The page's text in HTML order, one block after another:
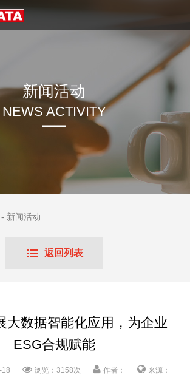
新闻活动
NEWS ACTIVITY
- 新闻活动
返回列表
大数据智能化应用，为企业
ESG合规赋能
18 浏览：3158次 作者： 来源：